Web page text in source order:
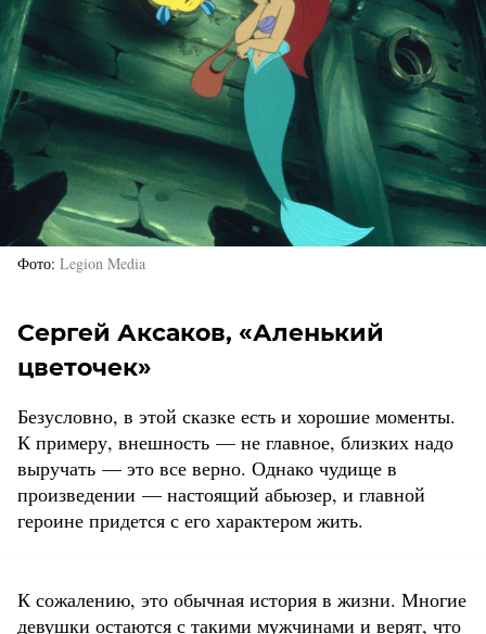
Фото Legion Media
Сергей Аксаков, «Аленький
цветочек»
Безусловно, в этой сказке есть и хорошие моменты.
К примеру, внешность — не главное, близких надо
выручать — это все верно. Однако чудище в
произведении — настоящий абьюзер, и главной
героине придется с его характером жить.
К сожалению, это обычная история в жизни. Многие
девушки остаются с такими мужчинами и верят, что